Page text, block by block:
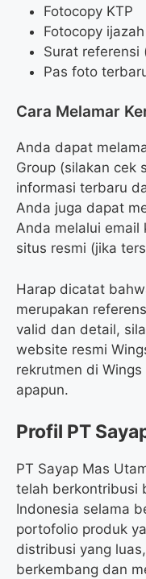
Fotocopy KTP
Fotocopy
Surat referensi
Pas foto
Cara Melamar
Anda dapat
Group (silakan cek
informasi terbaru
Anda juga dapat
Anda melalui email
situs resmi (jika
Harap dicatat
merupakan
valid dan detail,
website resmi
rekrutmen di
apapun.
Profil PT
PT Sayap Mas
telah berkontribusi
Indonesia selama
portofolio produk
distribusi yang
berkembang dan